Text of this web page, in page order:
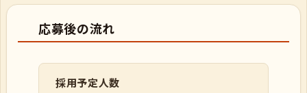
応募後の流れ
採用予定人数